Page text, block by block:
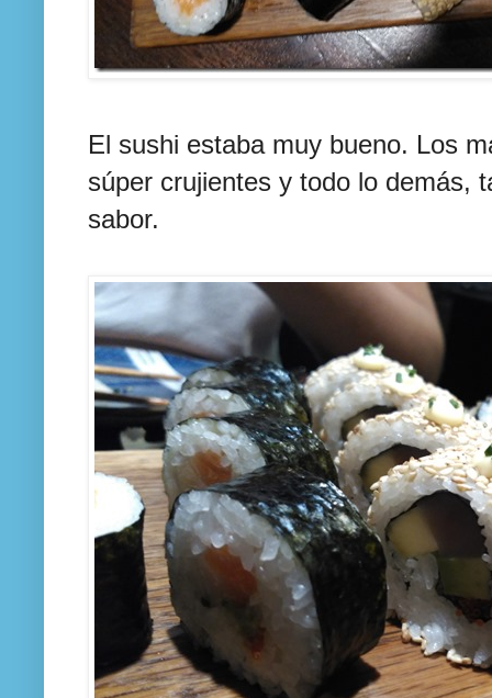
El sushi estaba muy bueno. Los
súper crujientes y todo lo demás,
sabor.